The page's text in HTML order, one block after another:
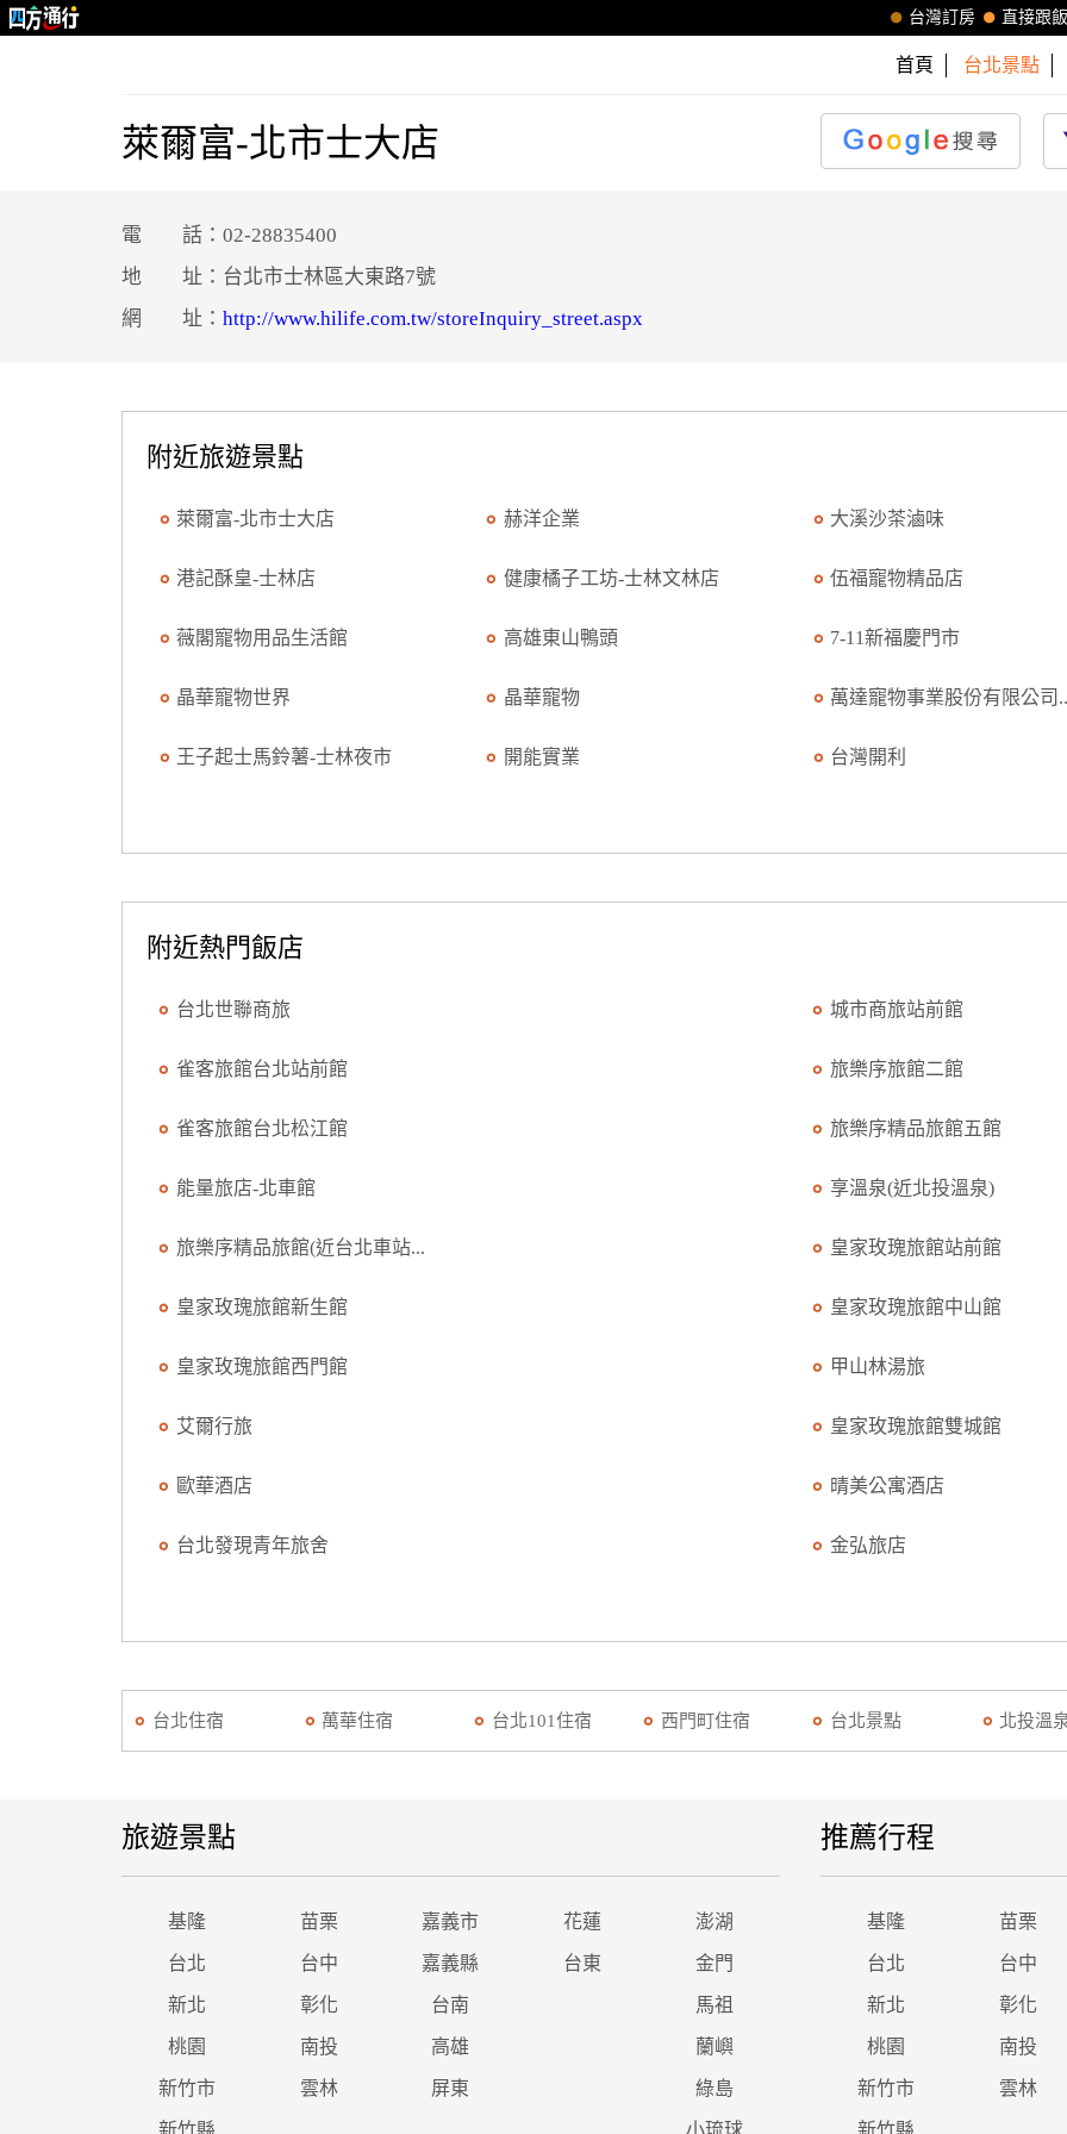
直接跟
台灣訂房
首頁 台北景點
萊爾富-北市士大店
電 話：02-28835400
地 址：台北市士林區大東路7號
網 址： http://www.hilife.com.tw/storeInquiry_street.aspx
附近旅遊景點
萊爾富-北市士大店 赫洋企業 大溪沙茶滷味
港記酥皇-士林店 健康橘子工坊-士林文林店 伍福寵物精品店
薇閣寵物用品生活館 高雄東山鴨頭 7-11新福慶門市
晶華寵物世界 晶華寵物 萬達寵物事業股份有限公司
王子起士馬鈴薯-士林夜市 開能實業 台灣開利
附近熱門飯店
台北世聯商旅 城市商旅站前館
雀客旅館台北站前館 旅樂序旅館二館
雀客旅館台北松江館 旅樂序精品旅館五館
能量旅店-北車館 享溫泉(近北投溫泉)
旅樂序精品旅館(近台北車站... 皇家玫瑰旅館站前館
皇家玫瑰旅館新生館 皇家玫瑰旅館中山館
皇家玫瑰旅館西門館 甲山林湯旅
艾爾行旅 皇家玫瑰旅館雙城館
歐華酒店 晴美公寓酒店
台北發現青年旅舍 金弘旅店
台北住宿 萬華住宿 台北101住宿 西門町住宿 台北景點 北投溫
旅遊景點
基隆 苗栗 嘉義市 花蓮 澎湖
台北 台中 嘉義縣 台東 金門
新北 彰化 台南 馬祖
桃園 南投 高雄 蘭嶼
新竹市 雲林 屏東 綠島
新竹縣 小琉球
推薦行程
基隆 苗栗
台北 台中
新北 彰化
桃園 南投
新竹市 雲林
新竹縣